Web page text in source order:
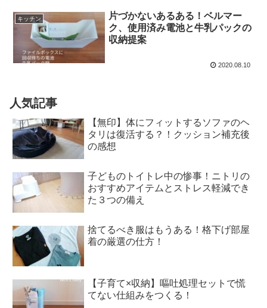
キッチン
片づかないあるある！ベルマー
ク、使用済み電池と牛乳パックの
収納提案
2020.08.10
人気記事
【無印】体にフィットするソファのヘ
タリは復活する？！クッション補充後
の感想
子どものトイトレ中の惨事！ニトリの
おすすめアイテムとストレス軽減でき
た３つの備え
捨てるべき服はもうある！格下げ部屋
着の厳選の仕方！
【子育て×収納】嘔吐処理セットで慌
てない仕組みをつくる！